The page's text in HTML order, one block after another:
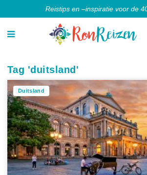
Reistips en –inspiratie voor de
Tag 'duitsland'
Duitsland